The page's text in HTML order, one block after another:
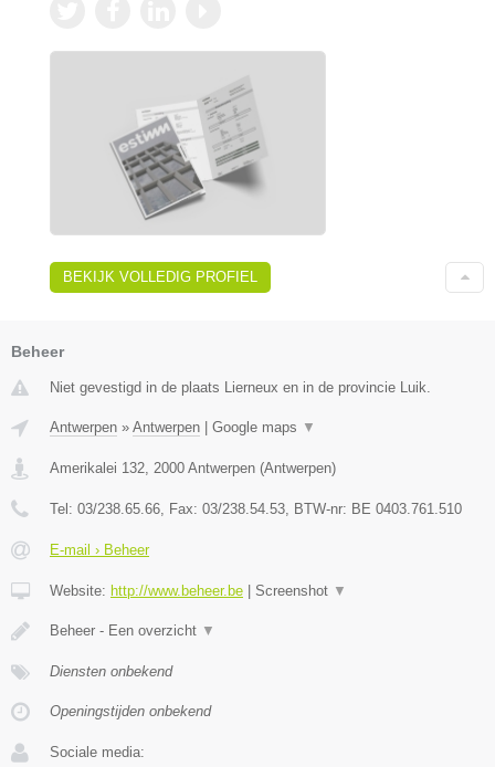
BEKIJK VOLLEDIG PROFIEL
Beheer
Niet gevestigd in de plaats Lierneux en in de provincie Luik.
Antwerpen » Antwerpen | Google maps ▼
Amerikalei 132 2000 Antwerpen (Antwerpen)
Tel: 03/238.65.66 , Fax: 03/238.54.53 , BTW-nr: BE 0403.761.510
E-mail › Beheer
Website: http://www.beheer.be | Screenshot ▼
Beheer - Een overzicht ▼
Diensten onbekend
Openingstijden onbekend
Sociale media: